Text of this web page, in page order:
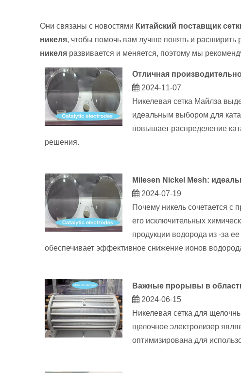
Они связаны с новостями Китайский поставщик
никеля, чтобы помочь вам лучше понять и расширить
никеля развивается и меняется, поэтому мы
Отличная
2024-11-07
Никелевая сетка Майлза
идеальным выбором для
повышает распределение
решения.
Milesen Nickel Mesh:
2024-07-19
Почему никель сочетается с
его исключительных
продукции водорода из -за
обеспечивает эффективное снижение ионов
Важные прорывы в
2024-06-15
Никелевая сетка для
щелочное электролизер
оптимизирована для